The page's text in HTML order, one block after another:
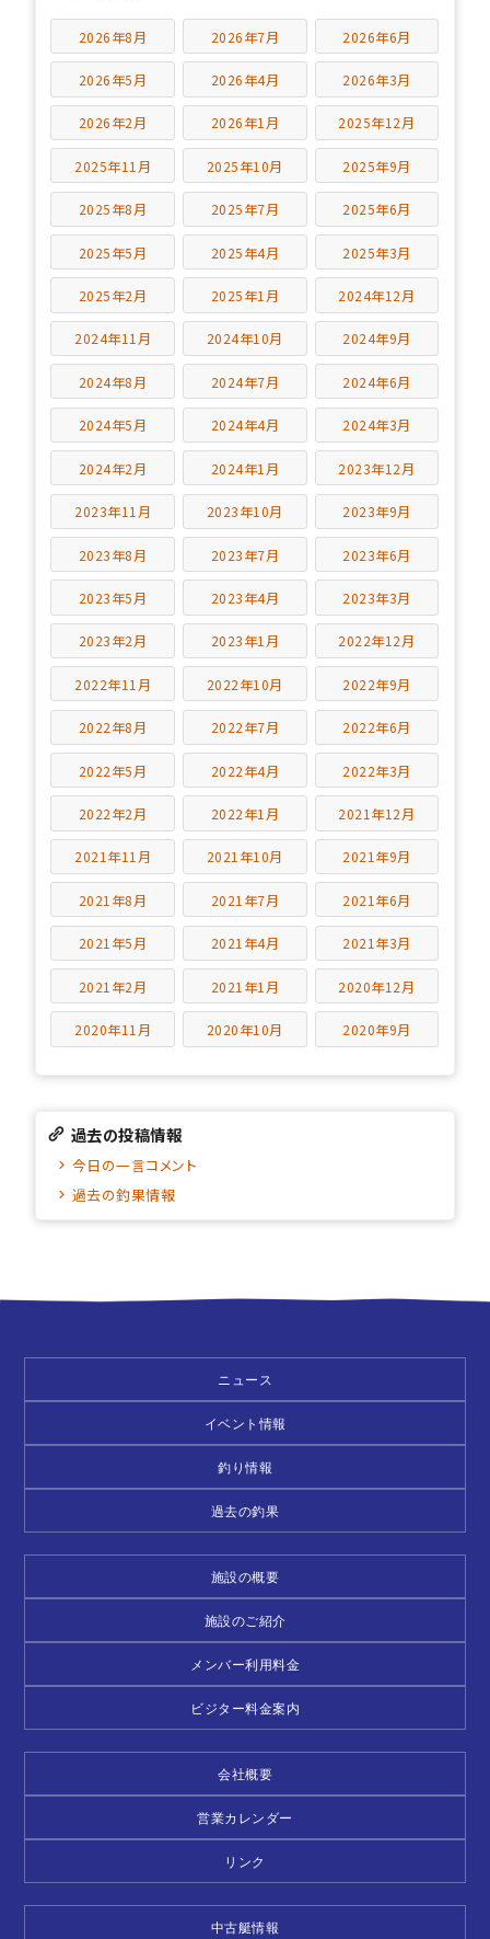
2026年8月 2026年7月 2026年6月
2026年5月 2026年4月 2026年3月
2026年2月 2026年1月 2025年12月
2025年11月 2025年10月 2025年9月
2025年8月 2025年7月 2025年6月
2025年5月 2025年4月 2025年3月
2025年2月 2025年1月 2024年12月
2024年11月 2024年10月 2024年9月
2024年8月 2024年7月 2024年6月
2024年5月 2024年4月 2024年3月
2024年2月 2024年1月 2023年12月
2023年11月 2023年10月 2023年9月
2023年8月 2023年7月 2023年6月
2023年5月 2023年4月 2023年3月
2023年2月 2023年1月 2022年12月
2022年11月 2022年10月 2022年9月
2022年8月 2022年7月 2022年6月
2022年5月 2022年4月 2022年3月
2022年2月 2022年1月 2021年12月
2021年11月 2021年10月 2021年9月
2021年8月 2021年7月 2021年6月
2021年5月 2021年4月 2021年3月
2021年2月 2021年1月 2020年12月
2020年11月 2020年10月 2020年9月
過去の投稿情報
今日の一言コメント
過去の釣果情報
ニュース
イベント情報
釣り情報
過去の釣果
施設の概要
施設のご紹介
メンバー利用料金
ビジター料金案内
会社概要
営業カレンダー
リンク
中古艇情報